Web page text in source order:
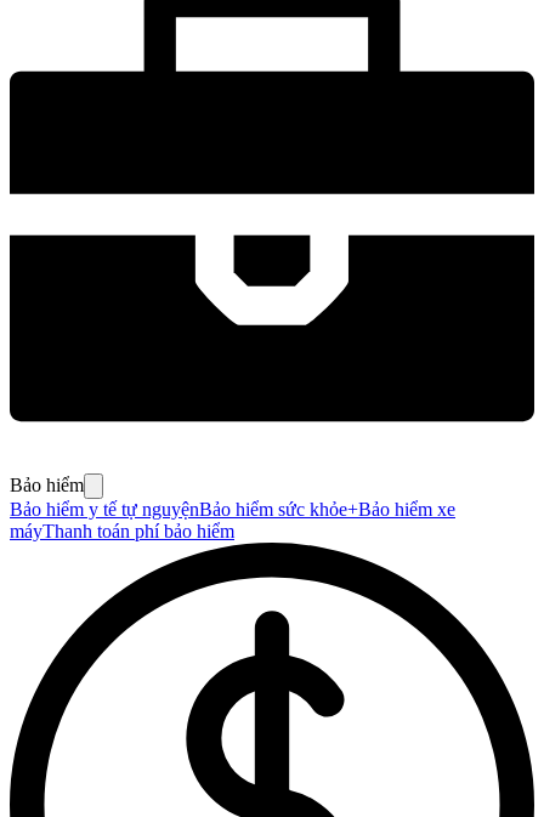
Bảo hiểm
Bảo hiểm y tế tự nguyệnBảo hiểm sức khỏe+Bảo hiểm xe
máyThanh toán phí bảo hiểm